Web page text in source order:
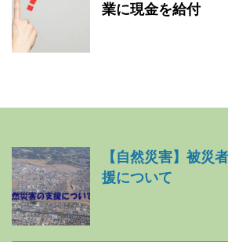
業に現金を給付
【自然災害】被災
援について